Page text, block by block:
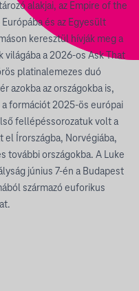
alakjai, az Empire of the
és az Egyesült
keresztül hívják meg a
a 2026-os Ask That
platinalemezes duó
azokba az országokba is,
formációt 2025-ös európai
fellépéssorozatuk volt a
el Írországba, Norvégiába,
további országokba. A Luke
június 7-én a Budapest
származó euforikus